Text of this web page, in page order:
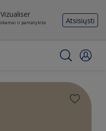
ir pamatykite
Atsisiųsti